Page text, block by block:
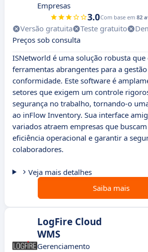
Empresas
3.0Com base em 82
Versão gratuita Teste gratuito
Preços sob consulta
ISNetworld é uma solução robusta que
ferramentas abrangentes para a
conformidade. Este software é
setores que exigem um controle
segurança no trabalho, tornando-o
ao inFlow Inventory. Sua interface
variados atraem empresas que
eficiência operacional e garantir a
colaboradores.
Veja mais detalhes
Saiba mais
LogFire Cloud
WMS
Gerenciamento